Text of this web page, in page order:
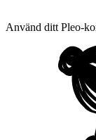
Använd ditt Pleo-